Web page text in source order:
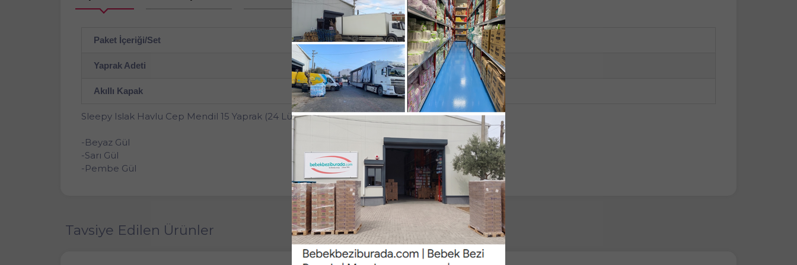
Paket İçeriği/Set 24'lü
Yaprak Adeti 15
Akıllı Kapak Yapışkan Bant
Sleepy Islak Havlu Cep Mendil 15 Yaprak (24 Lü Set) Travel Pk Rose/Garden (8PK*3) 360 Yaprak
-Beyaz Gül
-Sarı Gül
-Pembe Gül
Tavsiye Edilen Ürünler